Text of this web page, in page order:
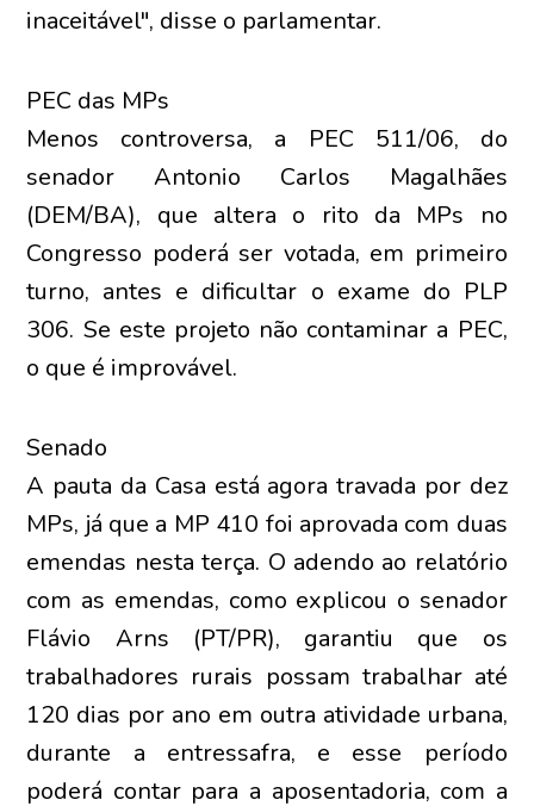
inaceitável", disse o parlamentar.
PEC das MPs
Menos controversa, a PEC 511/06, do
senador Antonio Carlos Magalhães
(DEM/BA), que altera o rito da MPs no
Congresso poderá ser votada, em primeiro
turno, antes e dificultar o exame do PLP
306. Se este projeto não contaminar a PEC,
o que é improvável.
Senado
A pauta da Casa está agora travada por dez
MPs, já que a MP 410 foi aprovada com duas
emendas nesta terça. O adendo ao relatório
com as emendas, como explicou o senador
Flávio Arns (PT/PR), garantiu que os
trabalhadores rurais possam trabalhar até
120 dias por ano em outra atividade urbana,
durante a entressafra, e esse período
poderá contar para a aposentadoria, com a